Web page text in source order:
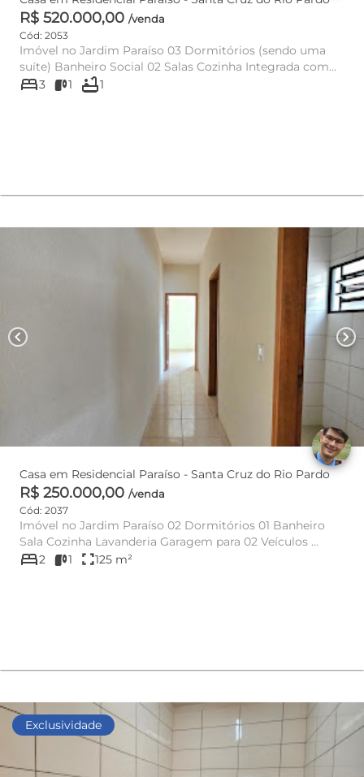
R$ 520.000,00 /venda
Cód: 2053
Imóvel no Jardim Paraíso 03 Dormitórios (sendo uma
suíte) Banheiro Social 02 Salas Cozinha Integrada com
Área ...
bed3 1 bathtub1
chevron_left chevron_right
Casa em Residencial Paraíso - Santa Cruz do Rio Pardo
R$ 250.000,00 /venda
Cód: 2037
Imóvel no Jardim Paraíso 02 Dormitórios 01 Banheiro
Sala Cozinha Lavanderia Garagem para 02 Veículos ...
bed2 1 fullscreen125 m²
Exclusividade